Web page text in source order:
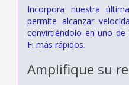
Incorpora nuestra
permite alcanzar
convirtiéndolo en uno de
Fi más rápidos.
Amplifique su